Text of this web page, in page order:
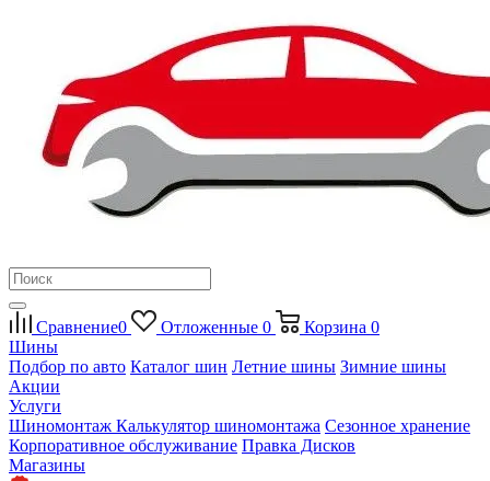
Сравнение0 Отложенные 0 Корзина 0
Шины
Подбор по авто Каталог шин Летние шины Зимние шины
Акции
Услуги
Шиномонтаж Калькулятор шиномонтажа Сезонное хранение
Корпоративное обслуживание Правка Дисков
Магазины